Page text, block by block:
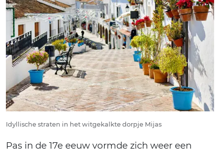
Idyllische straten in het witgekalkte dorpje Mijas
Pas in de 17e eeuw vormde zich weer een